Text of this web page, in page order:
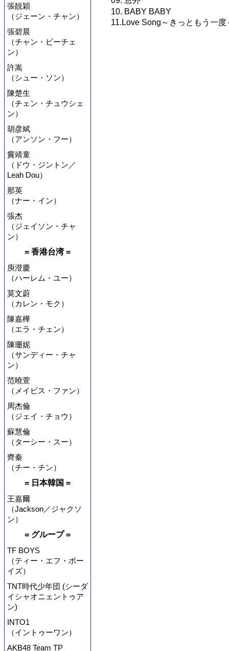
張靚穎
（ジェーン・チャン）
張碧晨
（チャン・ビーチェ
ン）
許嵩
（シュー・ソン）
陳楚生
（チェン・チュウシェ
ン）
胡彦斌
（アンソン・フー）
竇靖童
（ドウ・ジントン／
Leah Dou）
那英
（ナー・イン）
張杰
（ジェイソン・チャ
ン）
= 香港台湾 =
庾澄慶
（ハーレム・ユー）
莫文蔚
（カレン・モク）
陳嘉樺
（エラ・チェン）
陳珊妮
（サンディー・チャ
ン）
范曉萱
（メイビス・ファン）
周杰倫
（ジェイ・チョウ）
蘇慧倫
（ターシー・スー）
齊秦
（チー・チン）
= 日本韓国 =
王嘉爾
（Jackson／ジャクソ
ン）
= グループ =
TF BOYS
（ティー・エフ・ボー
イズ）
TNT時代少年団 (シーダ
イシャオニェントゥア
ン)
INTO1
（イントゥーワン）
AKB48 Team TP
10. BABY BABY
11.Love Song～きっともう一